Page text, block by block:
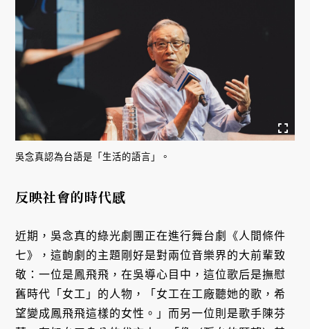
吳念真認為台語是「生活的語言」。
反映社會的時代感
近期，吳念真的綠光劇團正在進行舞台劇《人間條件
七》，這齣劇的主題剛好是對兩位音樂界的大前輩致
敬：一位是鳳飛飛，在吳導心目中，這位歌后是撫慰
舊時代「女工」的人物，「女工在工廠聽她的歌，希
望變成鳳飛飛這樣的女性。」而另一位則是歌手陳芬